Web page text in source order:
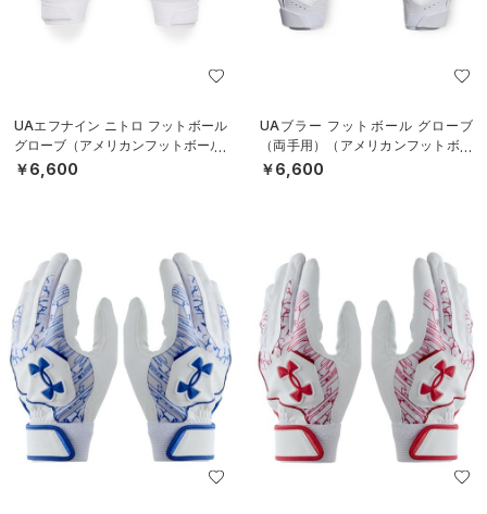
UAエフナイン ニトロ フットボール
グローブ（アメリカンフットボール/
MEN）
￥6,600
UAブラー フットボール グローブ
（両手用）（アメリカンフットボー
ル/MEN）
￥6,600